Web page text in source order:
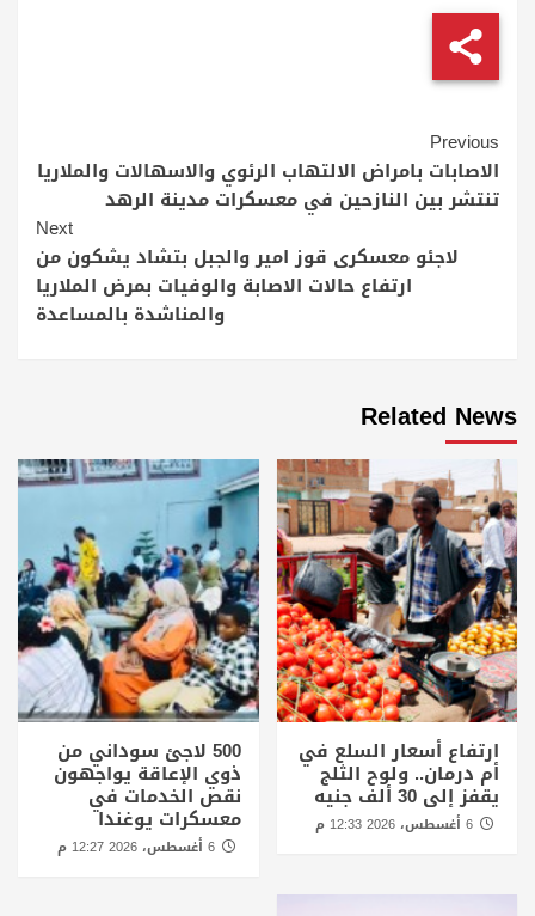
Continue
Reading
Previous
الاصابات بامراض الالتهاب الرئوي والاسهالات والملاريا
تنتشر بين النازحين في معسكرات مدينة الرهد
Next
لاجئو معسكرى قوز امير والجبل بتشاد يشكون من
ارتفاع حالات الاصابة والوفيات بمرض الملاريا
والمناشدة بالمساعدة
Related News
ارتفاع أسعار السلع في
أم درمان.. ولوح الثلج
يقفز إلى 30 ألف جنيه
500 لاجئ سوداني من
ذوي الإعاقة يواجهون
نقص الخدمات في
معسكرات يوغندا
6 أغسطس، 2026 12:27 م